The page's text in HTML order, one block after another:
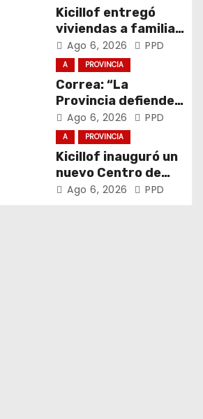
Kicillof entregó
viviendas a familias
de General La
Madrid
Ago 6, 2026 PPD
A PROVINCIA
Correa: “La
Provincia defiende
el trabajo y la
soberanía sobre
puertos y ríos”
Ago 6, 2026 PPD
A PROVINCIA
Kicillof inauguró un
nuevo Centro de
Atención Primaria
Ago 6, 2026 PPD